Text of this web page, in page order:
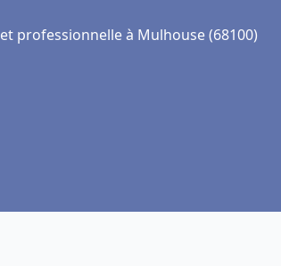
professionnelle à Mulhouse (68100)